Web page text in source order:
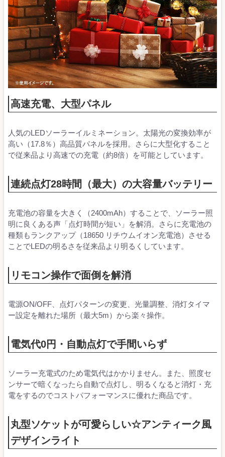
高速充電、大型パネル
人気のLEDソーラーイルミネーション。太陽光の変換効率が
高い（17.8％）高品質パネルを採用。さらに大型化すること
で従来品より高速での充電（約8倍）を可能としています。
連続点灯28時間（最大）の大容量バッテリー
充電池の容量を大きく（2400mAh）することで、ソーラー照
明に良くある声「点灯時間が短い」を解消。さらに充電池の
種類もランクアップ（18650 リチウムイオン充電池）させる
ことでLEDの明るさを従来品より明るくしています。
リモコン操作で面倒を解消
電源ON/OFF、点灯パターンの変更、光量調整、消灯タイマ
ー設定を離れた場所（最大5m）から楽々操作。
電気代0円・自動点灯で手間いらず
ソーラー充電式のため電気代はかかりません。また、照度セ
ンサーで暗くなったら自動で点灯し、明るくなると消灯・充
電をするのでコストパフォーマンスに優れた商品です。
丸型ソケットが可愛らしい☆アンティーク風
デザインライト